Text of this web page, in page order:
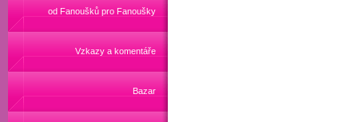
od Fanoušků pro Fanoušky
Vzkazy a komentáře
Bazar